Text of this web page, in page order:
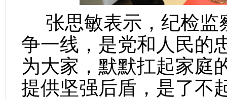
张思敏表示，纪检
争一线，是党和人民的
为大家，默默扛起家庭
提供坚强后盾，是了不